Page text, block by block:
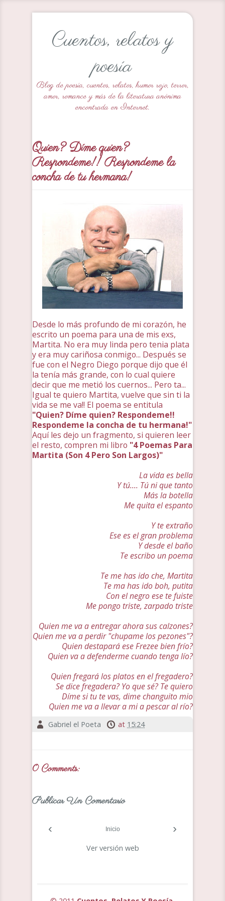
Cuentos, relatos y
poesía
Blog de poesía, cuentos, relatos, humor rojo, terror,
amor, romance y más de la literatura anónima
encontrada en Internet.
Quien? Díme quien?
Respondeme!! Respondeme la
concha de tu hermana!
Desde lo más profundo de mi corazón, he
escrito un poema para una de mis exs,
Martita. No era muy linda pero tenia plata
y era muy cariñosa conmigo... Después se
fue con el Negro Diego porque dijo que él
la tenía más grande, con lo cual quiere
decir que me metió los cuernos... Pero ta...
Igual te quiero Martita, vuelve que sin ti la
vida se me va!! El poema se entitula
"Quien? Díme quien? Respondeme!!
Respondeme la concha de tu hermana!"
Aquí les dejo un fragmento, si quieren leer
el resto, compren mi libro "4 Poemas Para
Martita (Son 4 Pero Son Largos)"
La vida es bella
Y tú.... Tú ni que tanto
Más la botella
Me quita el espanto
Y te extraño
Ese es el gran problema
Y desde el baño
Te escribo un poema
Te me has ido che, Martita
Te ma has ido boh, putita
Con el negro ese te fuiste
Me pongo triste, zarpado triste
Quien me va a entregar ahora sus calzones?
Quien me va a perdir "chupame los pezones"?
Quien destapará ese Frezee bien frío?
Quien va a defenderme cuando tenga lío?
Quien fregará los platos en el fregadero?
Se dice fregadera? Yo que sé? Te quiero
Díme si tu te vas, dime changuito mio
Quien me va a llevar a mi a pescar al río?
Gabriel el Poeta at 15:24
0 Comments:
Publicar Un Comentario
‹ ›
Inicio
Ver versión web